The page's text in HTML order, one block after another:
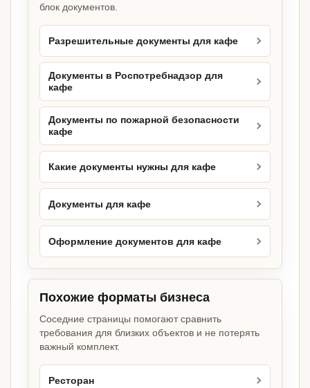
блок документов.
Разрешительные документы для кафе
Документы в Роспотребнадзор для
кафе
Документы по пожарной безопасности
кафе
Какие документы нужны для кафе
Документы для кафе
Оформление документов для кафе
Похожие форматы бизнеса
Соседние страницы помогают сравнить
требования для близких объектов и не потерять
важный комплект.
Ресторан